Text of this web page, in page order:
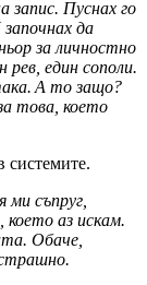
запис. Пуснах го
да
за личностно
рев, един сополи.
А то защо?
това, което
системите.
съпруг,
аз искам.
Обаче,